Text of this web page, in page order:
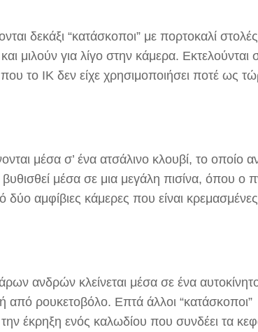
δεκάξι “κατάσκοποι” με πορτοκαλί
μιλούν για λίγο στην κάμερα. Εκτελούνται
το ΙΚ δεν είχε χρησιμοποιήσει ποτέ ως
μέσα σ’ ένα ατσάλινο κλουβί, το οποίο
μέσα σε μια μεγάλη πισίνα, όπου ο
δύο αμφίβιες κάμερες που είναι
ανδρών κλείνεται μέσα σε ένα
από ρουκετοβόλο. Επτά άλλοι “κατάσκοποι”
έκρηξη ενός καλωδίου που συνδέει τα